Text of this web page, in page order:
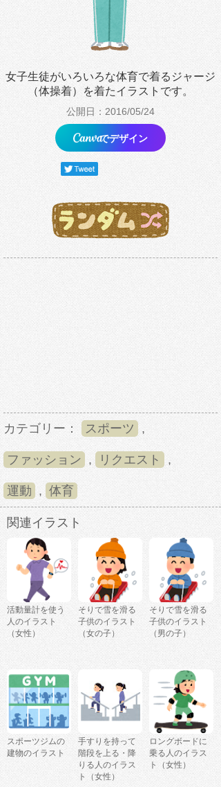
女子生徒がいろいろな体育で着るジャージ
（体操着）を着たイラストです。
公開日：2016/05/24
でデザイン
カテゴリー： スポーツ ,
ファッション , リクエスト ,
運動 , 体育
関連イラスト
活動量計を使う
人のイラスト
（女性）
そりで雪を滑る
子供のイラスト
（女の子）
そりで雪を滑る
子供のイラスト
（男の子）
スポーツジムの
建物のイラスト
手すりを持って
階段を上る・降
りる人のイラス
ト（女性）
ロングボードに
乗る人のイラス
ト（女性）